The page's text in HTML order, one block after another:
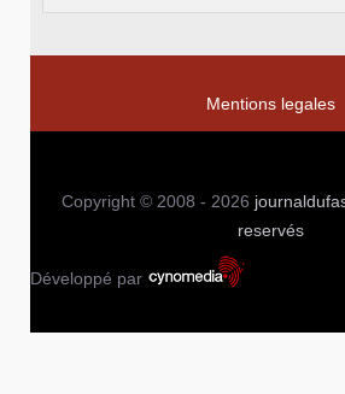
Mentions legales
Copyright © 2008 - 2026
reservés
Développé par